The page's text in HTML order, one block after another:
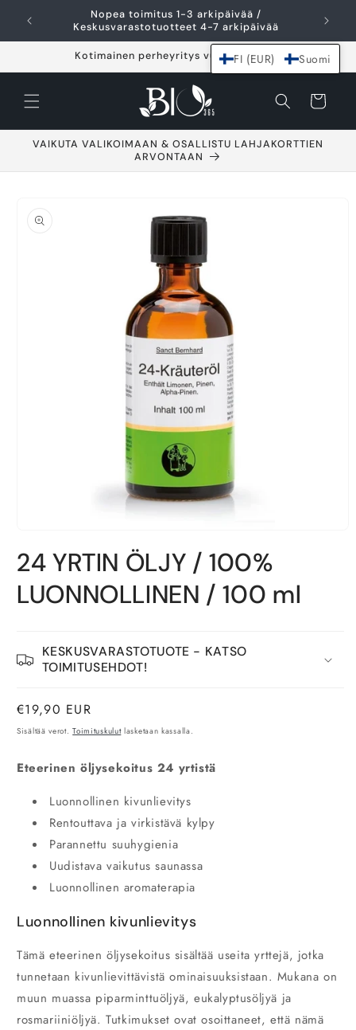
sisältöön
Nopea toimitus 1-3 arkipäivää /
Keskusvarastotuotteet 4-7 arkipäivää
Kotimainen perheyritys vuodesta 2021
Ostoskori
VAIKUTA VALIKOIMAAN & OSALLISTU LAHJAKORTTIEN
ARVONTAAN
tuotetietoihin
1
modaalisessa
ikkunassa
24 YRTIN ÖLJY / 100%
LUONNOLLINEN / 100 ml
KESKUSVARASTOTUOTE - KATSO
TOIMITUSEHDOT!
Normaalihinta
€19,90 EUR
Sisältää verot.Toimituskulutlasketaan kassalla.
Eteerinen öljysekoitus 24 yrtistä
Luonnollinen kivunlievitys
Rentouttava ja virkistävä kylpy
Parannettu suuhygienia
Uudistava vaikutus saunassa
Luonnollinen aromaterapia
Luonnollinen kivunlievitys
Tämä eteerinen öljysekoitus sisältää useita yrttejä, jotka
tunnetaan kivunlievittävistä ominaisuuksistaan. Mukana on
muun muassa piparminttuöljyä, eukalyptusöljyä ja
rosmariiniöljyä. Tutkimukset ovat osoittaneet, että nämä
FI (EUR) Suomi